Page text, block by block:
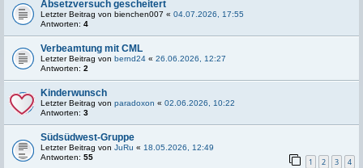
Absetzversuch gescheitert
Letzter Beitrag von bienchen007 « 04.07.2026, 17:55
Antworten: 4
Verbeamtung mit CML
Letzter Beitrag von bernd24 « 26.06.2026, 12:27
Antworten: 2
Kinderwunsch
Letzter Beitrag von paradoxon « 02.06.2026, 10:22
Antworten: 3
Südsüdwest-Gruppe
Letzter Beitrag von JuRu « 18.05.2026, 12:49
Antworten: 55 1 2 3 4